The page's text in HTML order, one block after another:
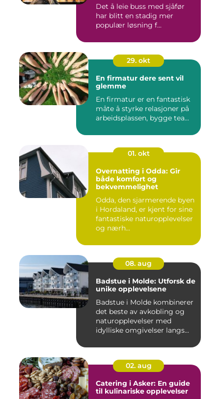
Det å leie buss med sjåfør
har blitt en stadig mer
populær løsning f...
29. okt
En firmatur dere sent vil
glemme
En firmatur er en fantastisk
måte å styrke relasjoner på
arbeidsplassen, bygge tea...
01. okt
Overnatting i Odda: Gir
både komfort og
bekvemmelighet
Odda, den sjarmerende byen
i Hordaland, er kjent for sine
fantastiske naturopplevelser
og nærh...
08. aug
Badstue i Molde: Utforsk de
unike opplevelsene
Badstue i Molde kombinerer
det beste av avkobling og
naturopplevelser med
idylliske omgivelser langs...
02. aug
Catering i Asker: En guide
til kulinariske opplevelser